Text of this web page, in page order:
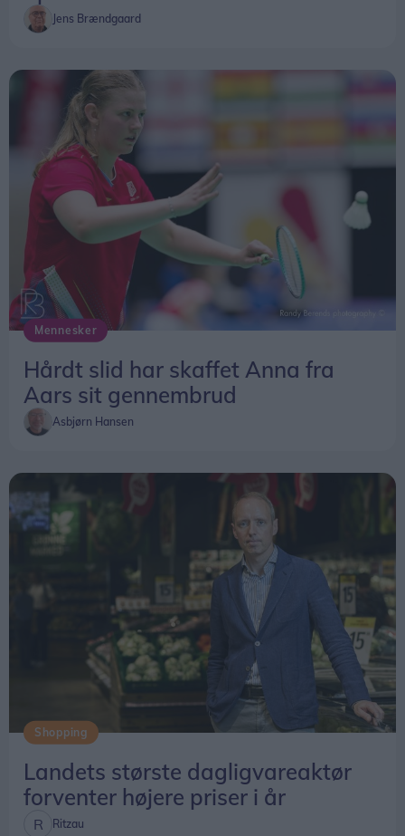
Jens Brændgaard
Mennesker
Hårdt slid har skaffet Anna fra
Aars sit gennembrud
Asbjørn Hansen
Shopping
Landets største dagligvareaktør
forventer højere priser i år
Ritzau